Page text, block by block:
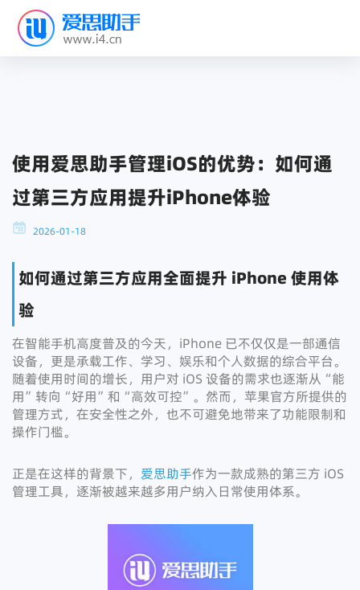
使用爱思助手管理iOS的优势：如何通
过第三方应用提升iPhone体验
2026-01-18
如何通过第三方应用全面提升 iPhone 使用体
验
在智能手机高度普及的今天，iPhone 已不仅仅是一部通信
设备，更是承载工作、学习、娱乐和个人数据的综合平台。
随着使用时间的增长，用户对 iOS 设备的需求也逐渐从“能
用”转向“好用”和“高效可控”。然而，苹果官方所提供的
管理方式，在安全性之外，也不可避免地带来了功能限制和
操作门槛。
正是在这样的背景下， 爱思助手作为一款成熟的第三方 iOS
管理工具，逐渐被越来越多用户纳入日常使用体系。